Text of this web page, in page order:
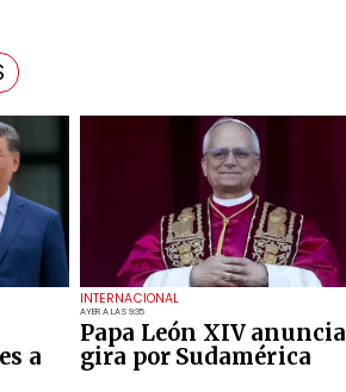
a
INTERNACIONAL
AYER A LAS 9:35
Papa León XIV anuncia
gira por Sudamérica